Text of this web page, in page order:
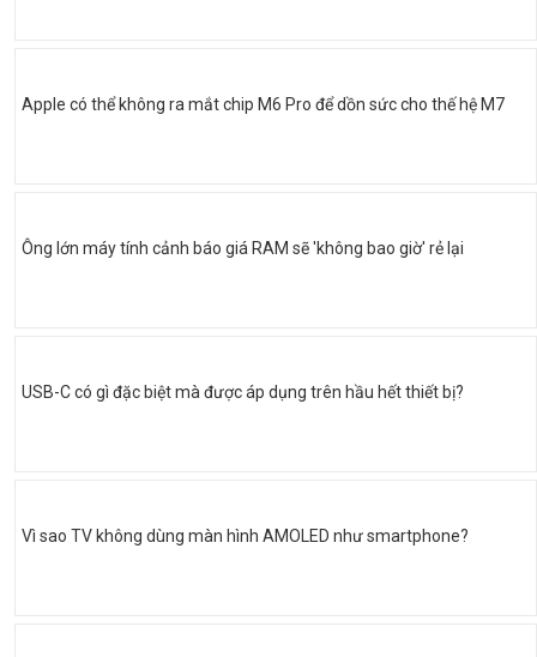
Apple có thể không ra mắt chip M6 Pro để dồn sức cho thế hệ M7
Ông lớn máy tính cảnh báo giá RAM sẽ 'không bao giờ' rẻ lại
USB-C có gì đặc biệt mà được áp dụng trên hầu hết thiết bị?
Vì sao TV không dùng màn hình AMOLED như smartphone?